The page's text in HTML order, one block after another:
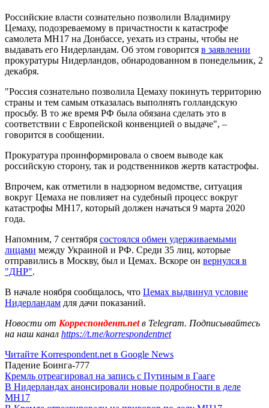
Российские власти сознательно позволили Владимиру
Цемаху, подозреваемому в причастности к катастрофе
самолета MH17 на Донбассе, уехать из страны, чтобы не
выдавать его Нидерландам. Об этом говорится в заявлении
прокуратуры Нидерландов, обнародованном в понедельник, 2
декабря.
"Россия сознательно позволила Цемаху покинуть территорию
страны и тем самым отказалась выполнять голландскую
просьбу. В то же время РФ была обязана сделать это в
соответствии с Европейской конвенцией о выдаче", –
говорится в сообщении.
Прокуратура проинформировала о своем выводе как
российскую сторону, так и родственников жертв катастрофы.
Впрочем, как отметили в надзорном ведомстве, ситуация
вокруг Цемаха не повлияет на судебный процесс вокруг
катастрофы MH17, который должен начаться 9 марта 2020
года.
Напомним, 7 сентября состоялся обмен удерживаемыми
лицами между Украиной и РФ. Среди 35 лиц, которые
отправились в Москву, был и Цемах. Вскоре он вернулся в
"ДНР".
В начале ноября сообщалось, что Цемах выдвинул условие
Нидерландам для дачи показаний.
Новости от Корреспондент.netв Telegram. Подписывайтесь
на наш канал https://t.me/korrespondentnet
Читайте Korrespondent.net в Google News
Падение Боинга-777
Кремль отреагировал на запись с Путиным в Гааге
В Нидерландах анонсировали новые подробности в деле
MH17